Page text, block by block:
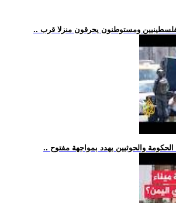
ومستوطنون يحرقون منزلا قرب
الحكومة والحوثيين يهدد بمواجهة مفتوح